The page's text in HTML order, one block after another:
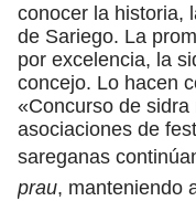
conocer la historia,
de Sariego. La
por excelencia, la
concejo. Lo hacen
«Concurso de
asociaciones de
sareganas
prau, manteniendo